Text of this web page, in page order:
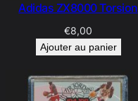
Adidas ZX8000 Torsion
€8,00
Ajouter au panier